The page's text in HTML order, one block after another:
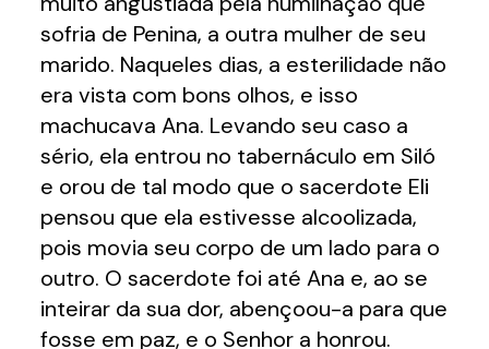
sofria de Penina, a outra mulher de seu
marido. Naqueles dias, a esterilidade não
era vista com bons olhos, e isso
machucava Ana. Levando seu caso a
sério, ela entrou no tabernáculo em Siló
e orou de tal modo que o sacerdote Eli
pensou que ela estivesse alcoolizada,
pois movia seu corpo de um lado para o
outro. O sacerdote foi até Ana e, ao se
inteirar da sua dor, abençoou-a para que
fosse em paz, e o Senhor a honrou.